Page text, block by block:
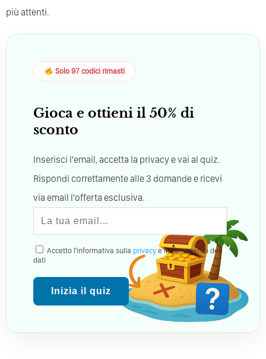
più attenti.
Solo 97 codici rimasti
Gioca e ottieni il 50% di
sconto
Inserisci l'email, accetta la privacy e vai al quiz.
Rispondi correttamente alle 3 domande e ricevi
via email l'offerta esclusiva.
Accetto l'informativa sulla privacy e il trattamento dei
dati
Inizia il quiz